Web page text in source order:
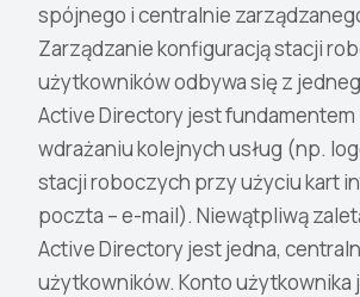
spójnego i centralnie
Zarządzanie konfiguracją stacji
użytkowników odbywa się z
Active Directory jest
wdrażaniu kolejnych usług (np.
stacji roboczych przy użyciu kart
poczta – e-mail). Niewątpliwą
Active Directory jest jedna,
użytkowników. Konto użytkownika